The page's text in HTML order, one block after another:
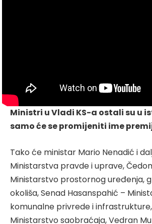
Ministri u Vladi KS-a ostali su u
samo će se promijeniti ime
Tako će ministar Mario Nenadić i
Ministarstva pravde i uprave,
Ministarstvo prostornog uređenja,
okoliša, Senad Hasanspahić –
komunalne privrede i infrastrukture,
Ministarstvo saobraćaja, Vedran